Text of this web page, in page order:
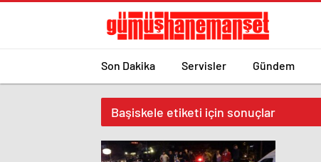
Son Dakika Servisler Gündem
Başiskele etiketi için sonuçlar